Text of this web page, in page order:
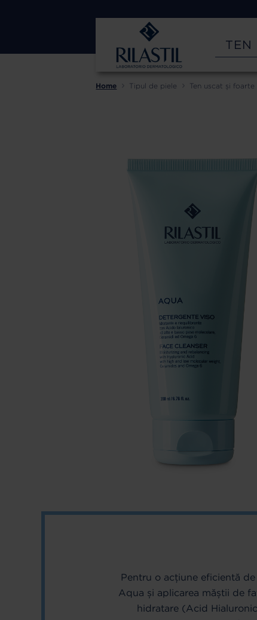
TEN
Home Tipul de piele Ten uscat și foarte
Pentru o acțiune eficientă
Aqua și aplicarea măștii de
hidratare (Acid